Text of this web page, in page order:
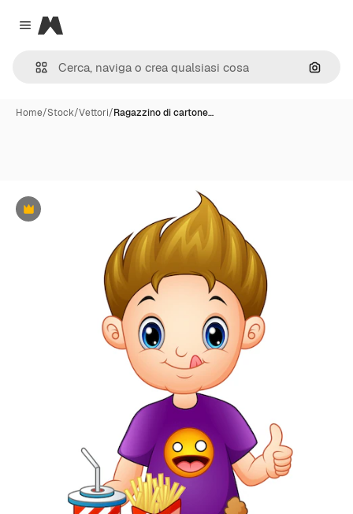
Close menu
Magnific
Cerca
Home/Stock/Vettori/Ragazzino di cartone…
Premium